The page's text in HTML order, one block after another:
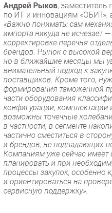
Андрей Рыков, заместитель
по ИТ и инновациям «ОБИТ»,
«Важно понимать: сам
импорта никуда не исчезает —
корректировке перечня
брендов. Рынок с высокой
но в ближайшие месяцы мы
внимательный подход к
поставщиков. Кроме того,
формирования таможенной
части оборудования
конфигурации, комплектации
возможны точечные
в частности, в сегменте
частично сместиться в
и брендов, не подпадающих
Компаниям уже сейчас имеет
планировать и при
процессы закупок, особенно
и ориентироваться на
сервисную поддержку».